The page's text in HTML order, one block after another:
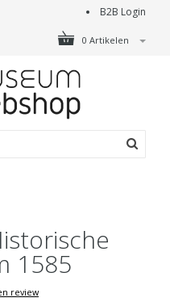
B2B Login
0 Artikelen
1585
review